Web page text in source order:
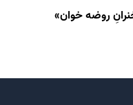
روضه خوان»